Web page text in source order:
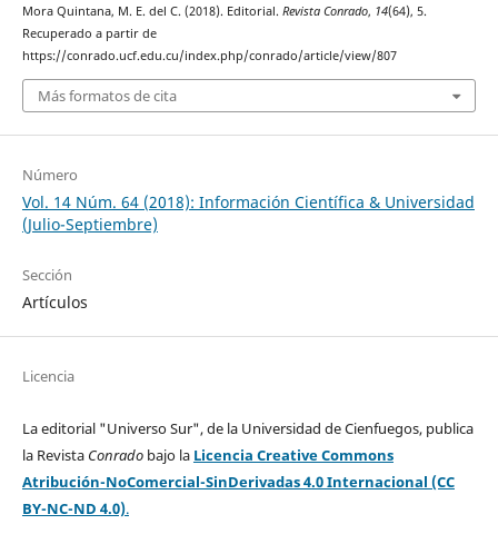
Mora Quintana, M. E. del C. (2018). Editorial. Revista Conrado, 14(64), 5.
Recuperado a partir de
https://conrado.ucf.edu.cu/index.php/conrado/article/view/807
Más formatos de cita
Número
Vol. 14 Núm. 64 (2018): Información Científica & Universidad
(Julio-Septiembre)
Sección
Artículos
Licencia
La editorial "Universo Sur", de la Universidad de Cienfuegos, publica
la Revista Conradobajo la Licencia Creative Commons
Atribución-NoComercial-SinDerivadas 4.0 Internacional (CC
BY-NC-ND 4.0).